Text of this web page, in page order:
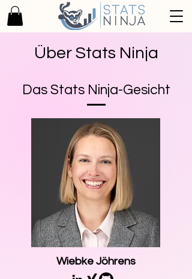
Über Stats Ninja
Das Stats Ninja-Gesicht
Wiebke Jöhrens